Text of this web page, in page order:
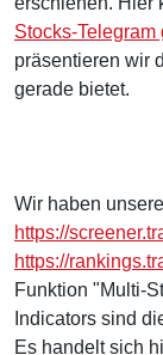
Stocks-
präsentieren wir
gerade bietet.
Wir haben
https://
https://
Funktion "Multi-
Indicators sind
Es handelt sich